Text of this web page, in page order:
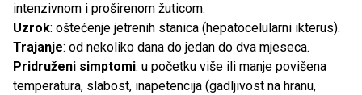
intenzivnom i proširenom žuticom.
Uzrok: oštećenje jetrenih stanica (hepatocelularni ikterus).
Trajanje: od nekoliko dana do jedan do dva mjeseca.
Pridruženi simptomi: u početku više ili manje povišena
temperatura, slabost, inapetencija (gadljivost na hranu,